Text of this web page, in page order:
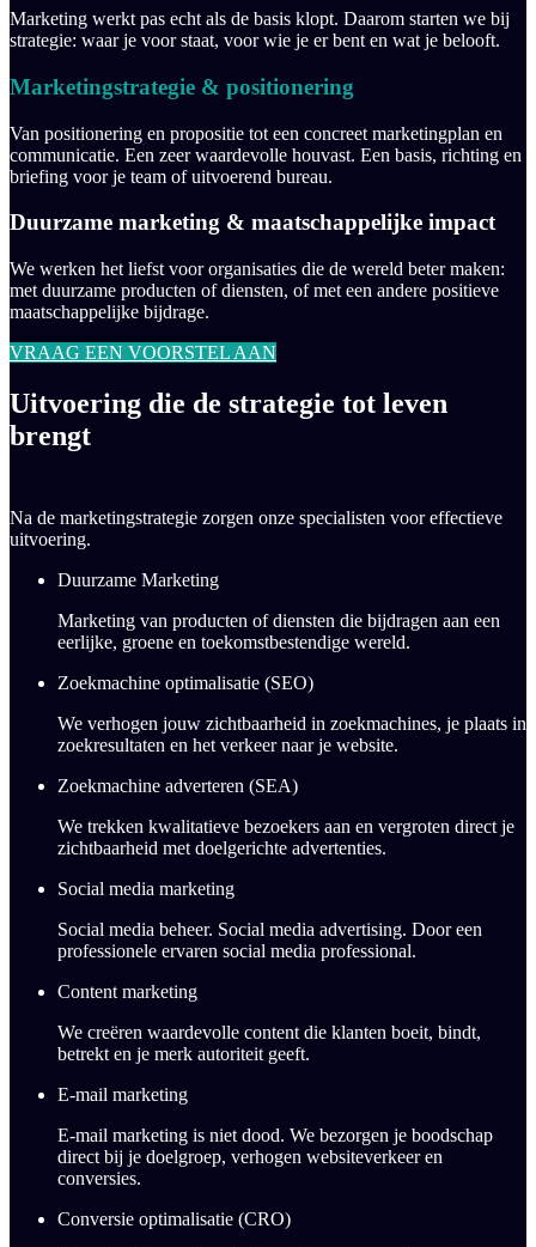
Marketing werkt pas echt als de basis klopt. Daarom starten we bij
strategie: waar je voor staat, voor wie je er bent en wat je belooft.
Marketingstrategie & positionering
Van positionering en propositie tot een concreet marketingplan en
communicatie. Een zeer waardevolle houvast. Een basis, richting en
briefing voor je team of uitvoerend bureau.
Duurzame marketing & maatschappelijke impact
We werken het liefst voor organisaties die de wereld beter maken:
met duurzame producten of diensten, of met een andere positieve
maatschappelijke bijdrage.
VRAAG EEN VOORSTEL AAN
Uitvoering die de strategie tot leven
brengt
Na de marketingstrategie zorgen onze specialisten voor effectieve
uitvoering.
Duurzame Marketing
Marketing van producten of diensten die bijdragen aan een
eerlijke, groene en toekomstbestendige wereld.
Zoekmachine optimalisatie (SEO)
We verhogen jouw zichtbaarheid in zoekmachines, je plaats in
zoekresultaten en het verkeer naar je website.
Zoekmachine adverteren (SEA)
We trekken kwalitatieve bezoekers aan en vergroten direct je
zichtbaarheid met doelgerichte advertenties.
Social media marketing
Social media beheer. Social media advertising. Door een
professionele ervaren social media professional.
Content marketing
We creëren waardevolle content die klanten boeit, bindt,
betrekt en je merk autoriteit geeft.
E-mail marketing
E-mail marketing is niet dood. We bezorgen je boodschap
direct bij je doelgroep, verhogen websiteverkeer en
conversies.
Conversie optimalisatie (CRO)